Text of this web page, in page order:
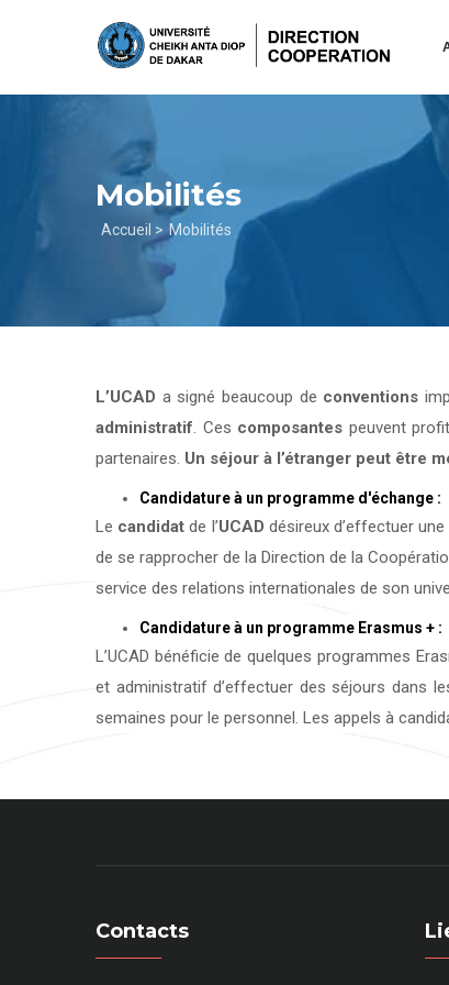
principal
Mobilités
Fil
d'Ariane
Accueil > Mobilités
L’UCAD a signé beaucoup de conventions
administratif. Ces composantes peuvent
partenaires. Un séjour à l’étranger peut être
Candidature à un programme d'échange :
Le candidat de l’UCAD désireux d’effectuer une
de se rapprocher de la Direction de la
service des relations internationales de son
Candidature à un programme Erasmus + :
L’UCAD bénéficie de quelques programmes
et administratif d’effectuer des séjours dans
semaines pour le personnel. Les appels à
Contacts